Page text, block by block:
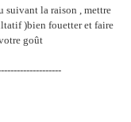
suivant la raison , mettre
)bien fouetter et faire
goût